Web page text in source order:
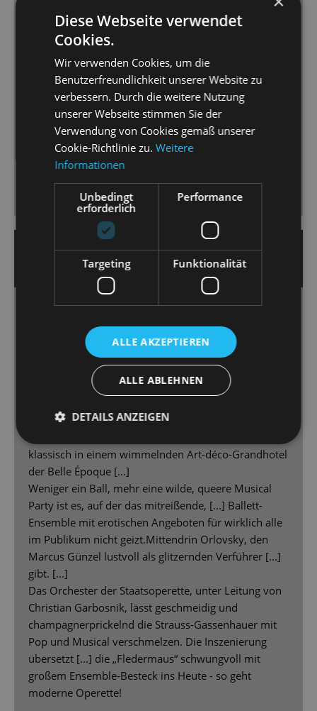
von Billie Eilishs „Bad Guy“ passen wie ein
maßgeschneiderter Pop-Musicalimport [...]
Musikalisch stimmen Drive und Tempo, das Christian
Garbosnik am Pult des Orchesters vorgibt und von
den Protagonisten [...] mit allen Registern umgesetzt
wird. [...]
Der Staatsoperette ist hier eine „Fledermaus“
gelungen, die den Sowieso-schon Operettenliebhaber
ebenso begeistern kann, wie den Neuling, der es mal
probieren will.
12. Juni 2023 | Heiko Nemitz
MORGENPOST
Neue „Fledermaus“ begeistert und provoziert an der
Staatsoperette
[...] Das bekannte Verwirrspiel um Herrn Eisenstein
Stefﬁ Lehmann) und Stubenmädchen Adele
klassisch in einem wimmelnden Art-déco-Grandhotel
der Belle Époque […]
Weniger ein Ball, mehr eine wilde, queere Musical
Party ist es, auf der das mitreißende, [...] Ballett-
Ensemble mit erotischen Angeboten für wirklich alle
im Publikum nicht geizt.Mittendrin Orlovsky, den
Marcus Günzel lustvoll als glitzernden Verführer [...]
gibt. [...]
Das Orchester der Staatsoperette, unter Leitung von
Christian Garbosnik, lässt geschmeidig und
champagnerprickelnd die Strauss-Gassenhauer mit
Pop und Musical verschmelzen. Die Inszenierung
übersetzt [...] die „Fledermaus“ schwungvoll mit
großem Ensemble-Besteck ins Heute - so geht
moderne Operette!
Diese Webseite verwendet
Cookies.
Wir verwenden Cookies, um die
Benutzerfreundlichkeit unserer Website zu
verbessern. Durch die weitere Nutzung
unserer Webseite stimmen Sie der
Verwendung von Cookies gemäß unserer
Cookie-Richtlinie zu.Weitere
Informationen
Unbedingt
erforderlich
Performance
Targeting Funktionalität
ALLE AKZEPTIEREN
ALLE ABLEHNEN
DETAILS ANZEIGEN